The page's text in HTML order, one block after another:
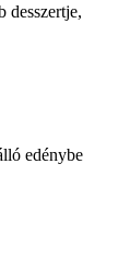
desszertje,
edénybe